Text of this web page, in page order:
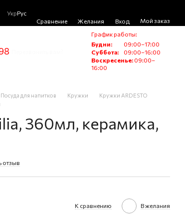
УкрРус
Сравнение
Желания Вход Мой заказ
График работы:
Будни:
09:00–17:00
Суббота:
09:00–16:00
Воскресенье: 09:00–
16:00
Посуда для напитков Кружки
Кружки ARDESTO
360мл, керамика,
отзыв
К сравнению В желания